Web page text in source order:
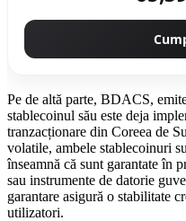
Pe de altă parte, BDACS,
stablecoinul său este deja
tranzacționare din Coreea de
volatile, ambele stablecoinuri
înseamnă că sunt garantate în
sau instrumente de datorie
garantare asigură o stabilitate
utilizatori.